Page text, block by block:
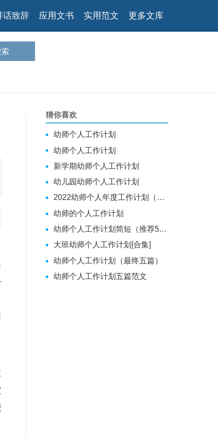
话致辞 应用文书 实用范文 更多文库
猜你喜欢
幼师个人工作计划
幼师个人工作计划
新学期幼师个人工作计划
幼儿园幼师个人工作计划
2022幼师个人年度工作计划（精选合集）
幼师的个人工作计划
幼师个人工作计划简短（推荐56篇）
大班幼师个人工作计划[合集]
幼师个人工作计划（最终五篇）
幼师个人工作计划五篇范文